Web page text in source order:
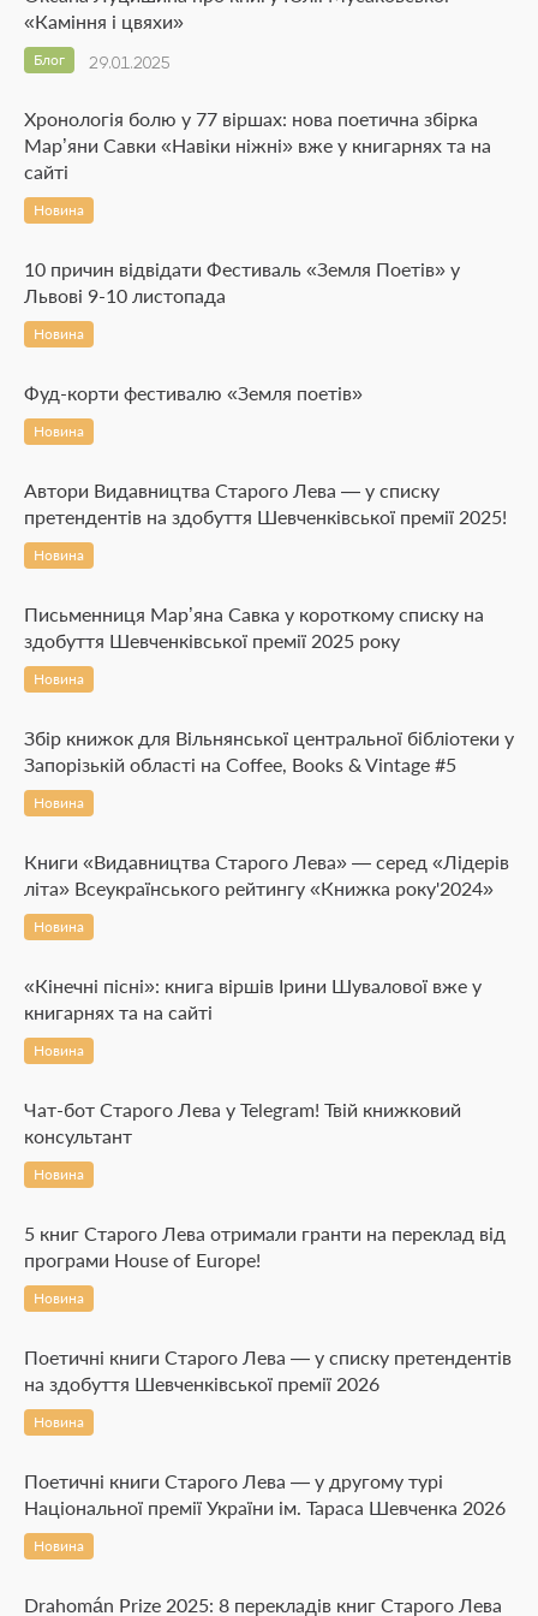
«Каміння і цвяхи»
29.01.2025
Блог
Хронологія болю у 77 віршах: нова поетична збірка
Мар’яни Савки «Навіки ніжні» вже у книгарнях та на
сайті
Новина
10 причин відвідати Фестиваль «Земля Поетів» у
Львові 9-10 листопада
Новина
Фуд-корти фестивалю «Земля поетів»
Новина
Автори Видавництва Старого Лева — у списку
претендентів на здобуття Шевченківської премії 2025!
Новина
Письменниця Мар’яна Савка у короткому списку на
здобуття Шевченківської премії 2025 року
Новина
Збір книжок для Вільнянської центральної бібліотеки у
Запорізькій області на Coffee, Books & Vintage #5
Новина
Книги «Видавництва Старого Лева» — серед «Лідерів
літа» Всеукраїнського рейтингу «Книжка року'2024»
Новина
«Кінечні пісні»: книга віршів Ірини Шувалової вже у
книгарнях та на сайті
Новина
Чат-бот Старого Лева у Telegram! Твій книжковий
консультант
Новина
5 книг Старого Лева отримали гранти на переклад від
програми House of Europe!
Новина
Поетичні книги Старого Лева — у списку претендентів
на здобуття Шевченківської премії 2026
Новина
Поетичні книги Старого Лева — у другому турі
Національної премії України ім. Тараса Шевченка 2026
Новина
Drahomán Prize 2025: 8 перекладів книг Старого Лева